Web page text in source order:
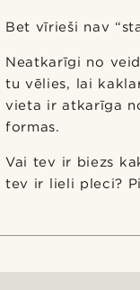
Bet vīrieši nav
Neatkarīgi no
tu vēlies, lai
vieta ir atkarīga
formas.
Vai tev ir biezs
tev ir lieli pleci?